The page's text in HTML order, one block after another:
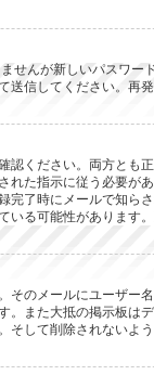
せんが新しいパスワ
信してください。再
ください。両方と
た指示に従う必要
完了時にメールで知
る可能性がありま
のメールにユーザ
また大抵の掲示板
して削除されないよ